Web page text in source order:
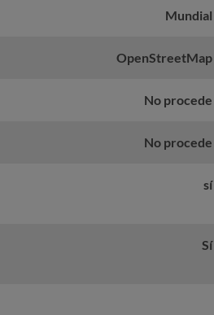
Mundial
OpenStreetMap
No procede
No procede
sí
Sí